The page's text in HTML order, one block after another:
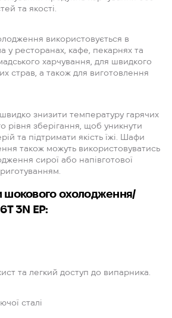
та якості.
використовується в
у ресторанах, кафе, пекарнях та
харчування, для швидкого
страв, а також для виготовлення
знизити температуру гарячих
рівня зберігання, щоб уникнути
та підтримати якість їжі. Шафи
також можуть використовуватись
сирої або напівготової
охолодження/
3N EP:
та легкий доступ до випарника.
сталі